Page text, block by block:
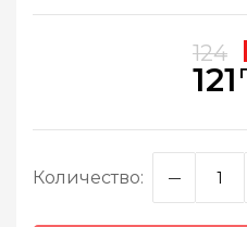
124
121
Количество: